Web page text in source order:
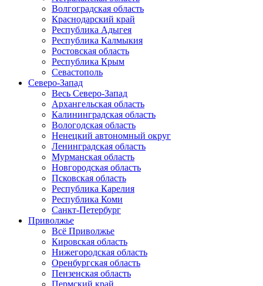
Волгоградская область
Краснодарский край
Республика Адыгея
Республика Калмыкия
Ростовская область
Республика Крым
Севастополь
Северо-Запад
Весь Северо-Запад
Архангельская область
Калининградская область
Вологодская область
Ненецкий автономный округ
Ленинградская область
Мурманская область
Новгородская область
Псковская область
Республика Карелия
Республика Коми
Санкт-Петербург
Приволжье
Всё Приволжье
Кировская область
Нижегородская область
Оренбургская область
Пензенская область
Пермский край